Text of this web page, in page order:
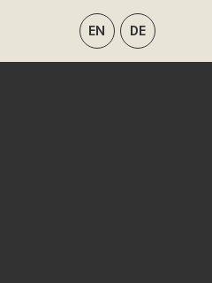
EN DE